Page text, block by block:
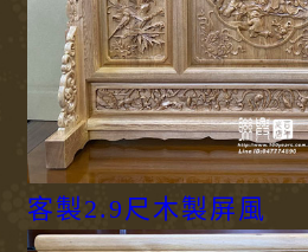
客製2.9尺木製屏風